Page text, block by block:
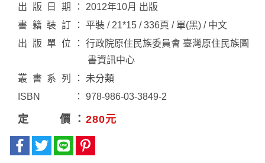
出版日期
2012年10月 出版
書籍裝訂
平裝 / 21*15 / 336頁 / 單(黑) / 中文
出版單位
行政院原住民族委員會 臺灣原住民族圖
書資訊中心
叢書系列
未分類
ISBN
978-986-03-3849-2
定價 280元